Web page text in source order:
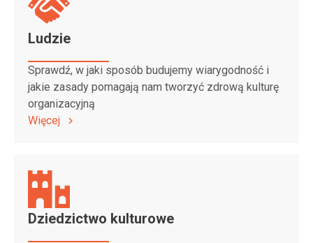
Ludzie
Sprawdź, w jaki sposób budujemy wiarygodność i
jakie zasady pomagają nam tworzyć zdrową kulturę
organizacyjną
Więcej
Dziedzictwo kulturowe